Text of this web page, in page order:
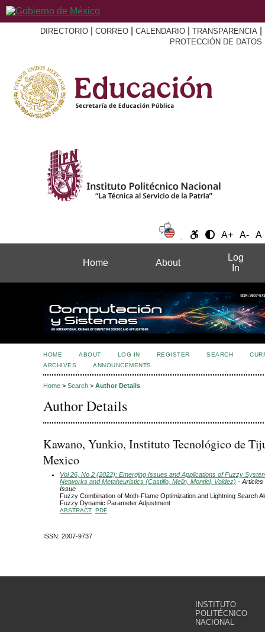
DIRECTORIO CORREO CALENDARIO TRANSPARENCIA
PROTECCIÓN DE DATOS
A+ A- A
Home About
Log
In
HOME ABOUT LOG IN REGISTER SEARCH
ARCHIVES
ANNOUNCEMENTS
Home > Search > Author Details
Author Details
Kawano, Yunkio, Instituto Tecnológico de
Mexico
Vol 26, No 2 (2022): Emerging Issues and Applications of Fuzzy
Networks and Metaheuristics (Castillo, Melin, Montiel, Valdez) - Articles
Issue
Fuzzy Combination of Moth-Flame Optimization and Lightning Search
Fuzzy Dynamic Parameter Adjustment
ABSTRACT PDF
ISSN: 2007-9737
INSTITUTO
POLITÉCNICO
NACIONAL